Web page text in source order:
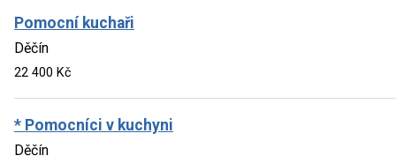
Pomocní kuchaři
Děčín
22 400 Kč
* Pomocníci v kuchyni
Děčín